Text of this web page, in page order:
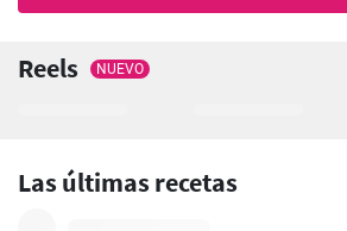
Reels NUEVO
Las últimas recetas